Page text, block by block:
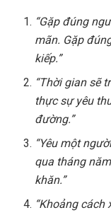
“Gặp đúng
mãn. Gặp
kiếp.”
“Thời gian sẽ
thực sự yêu
đường.”
“Yêu một
qua tháng
khăn.”
“Khoảng